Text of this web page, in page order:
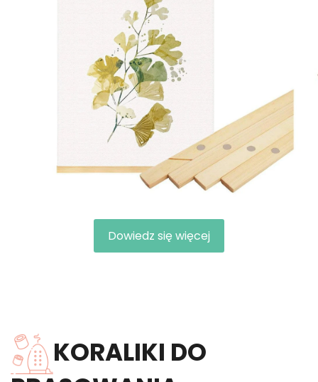
Dowiedz się więcej
KORALIKI DO